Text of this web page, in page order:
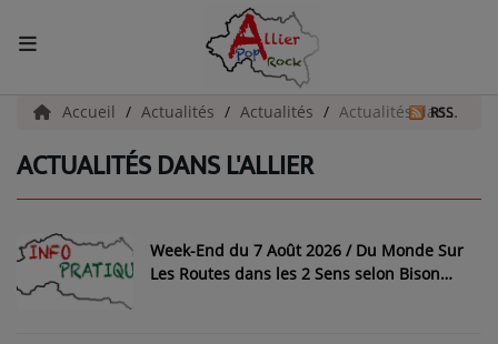
ACCUEIL
Actualités
AGENDA CULTUREL - ALLIER
INFOS POP ROCK
Accueil Actualités Actualités Actualités dans l'Allier
RSS
ACTUALITÉS DANS L'ALLIER
Week-End du 7 Août 2026 / Du Monde Sur
Les Routes dans les 2 Sens selon Bison